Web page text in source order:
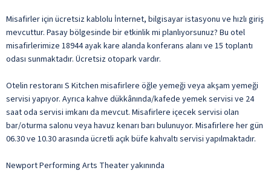
Misafirler için ücretsiz kablolu İnternet, bilgisayar istasyonu ve hızlı giriş
mevcuttur. Pasay bölgesinde bir etkinlik mi planlıyorsunuz? Bu otel
misafirlerimize 18944 ayak kare alanda konferans alanı ve 15 toplantı
odası sunmaktadır. Ücretsiz otopark vardır.
Otelin restoranı S Kitchen misafirlere öğle yemeği veya akşam yemeği
servisi yapıyor. Ayrıca kahve dükkânında/kafede yemek servisi ve 24
saat oda servisi imkanı da mevcut. Misafirlere içecek servisi olan
bar/oturma salonu veya havuz kenarı barı bulunuyor. Misafirlere her gün
06.30 ve 10.30 arasında ücretli açık büfe kahvaltı servisi yapılmaktadır.
Newport Performing Arts Theater yakınında